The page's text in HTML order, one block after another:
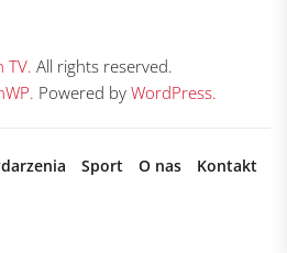
TV. All rights reserved.
Powered by WordPress.
Sport O nas Kontakt